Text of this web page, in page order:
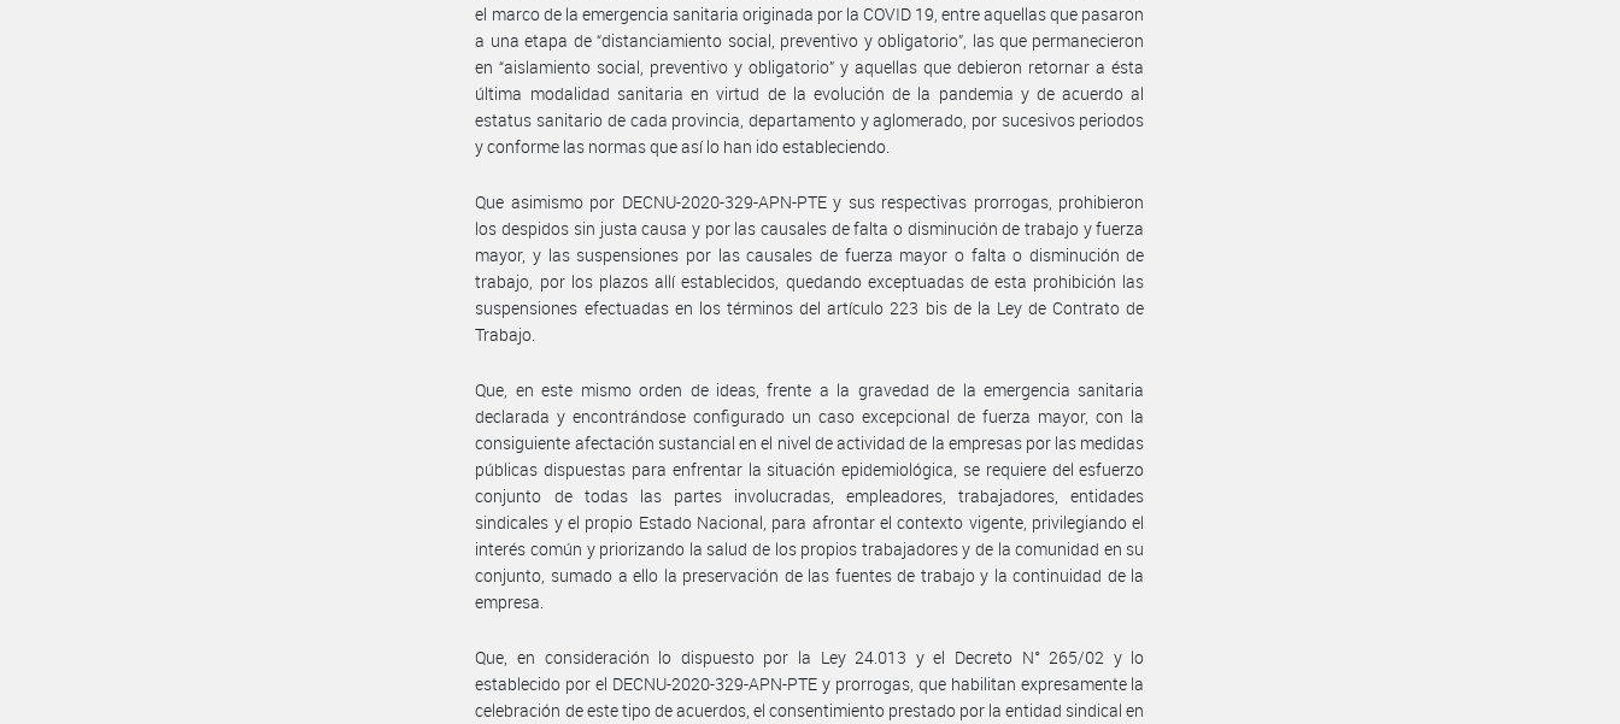
el marco de la emergencia sanitaria originada por la COVID 19, entre aquellas que pasaron
a una etapa de “distanciamiento social, preventivo y obligatorio”, las que permanecieron
en “aislamiento social, preventivo y obligatorio” y aquellas que debieron retornar a ésta
última modalidad sanitaria en virtud de la evolución de la pandemia y de acuerdo al
estatus sanitario de cada provincia, departamento y aglomerado, por sucesivos periodos
y conforme las normas que así lo han ido estableciendo.
Que asimismo por DECNU-2020-329-APN-PTE y sus respectivas prorrogas, prohibieron
los despidos sin justa causa y por las causales de falta o disminución de trabajo y fuerza
mayor, y las suspensiones por las causales de fuerza mayor o falta o disminución de
trabajo, por los plazos allí establecidos, quedando exceptuadas de esta prohibición las
suspensiones efectuadas en los términos del artículo 223 bis de la Ley de Contrato de
Trabajo.
Que, en este mismo orden de ideas, frente a la gravedad de la emergencia sanitaria
declarada y encontrándose configurado un caso excepcional de fuerza mayor, con la
consiguiente afectación sustancial en el nivel de actividad de la empresas por las medidas
públicas dispuestas para enfrentar la situación epidemiológica, se requiere del esfuerzo
conjunto de todas las partes involucradas, empleadores, trabajadores, entidades
sindicales y el propio Estado Nacional, para afrontar el contexto vigente, privilegiando el
interés común y priorizando la salud de los propios trabajadores y de la comunidad en su
conjunto, sumado a ello la preservación de las fuentes de trabajo y la continuidad de la
empresa.
Que, en consideración lo dispuesto por la Ley 24.013 y el Decreto N° 265/02 y lo
establecido por el DECNU-2020-329-APN-PTE y prorrogas, que habilitan expresamente la
celebración de este tipo de acuerdos, el consentimiento prestado por la entidad sindical en